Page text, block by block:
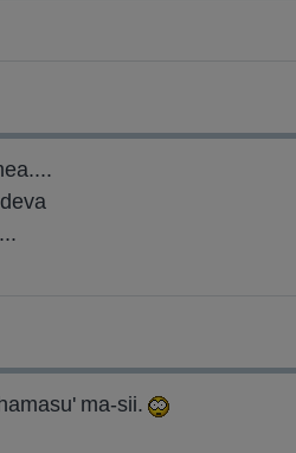
ma-sii.